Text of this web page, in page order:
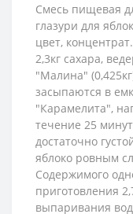
Смесь пищевая
глазури для
цвет,
2,3кг сахара,
"Малина"
засыпаются в
"Карамелита",
течение 25
достаточно
яблоко ровным
Содержимого
приготовления
выпаривания